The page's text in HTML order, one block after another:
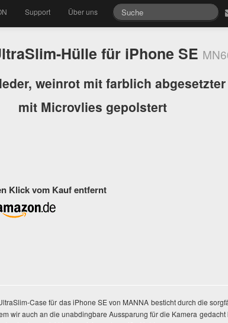
Support Über uns
Hülle für iPhone SE
weinrot mit farblich
mit Microvlies gepolstert
Klick vom Kauf entfernt
Case für das iPhone SE von MANNA besticht durch die
wir auch an die unabdingbare Aussparung für die Kamera